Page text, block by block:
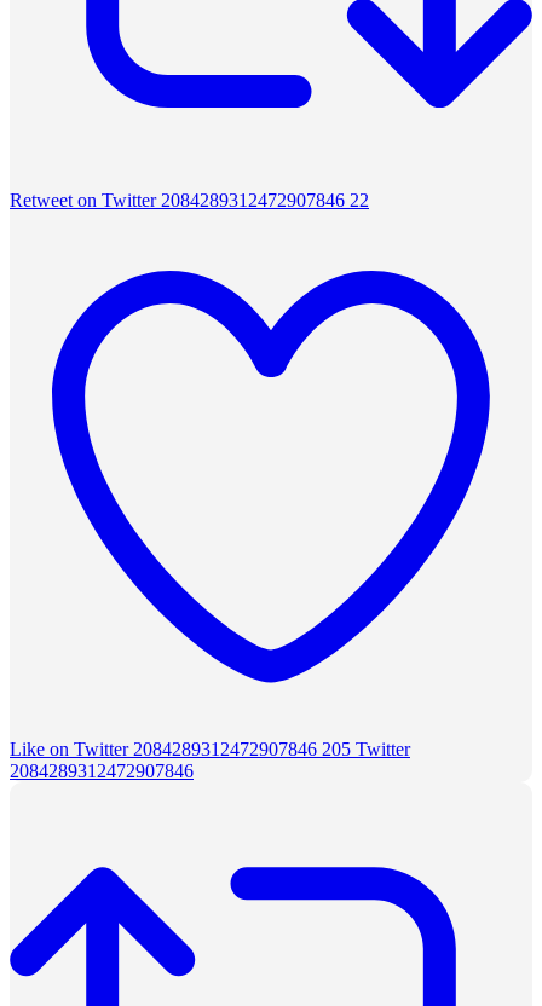
Retweet on Twitter 2084289312472907846 22
Like on Twitter 2084289312472907846 205 Twitter
2084289312472907846